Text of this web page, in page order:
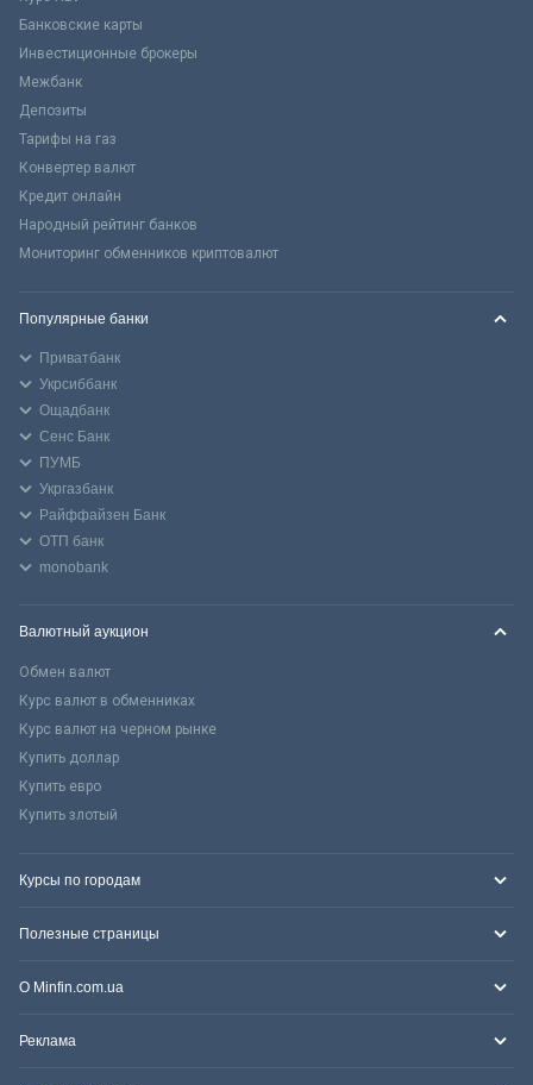
Банковские карты
Инвестиционные брокеры
Межбанк
Депозиты
Тарифы на газ
Конвертер валют
Кредит онлайн
Народный рейтинг банков
Мониторинг обменников криптовалют
Популярные банки
Приватбанк
Укрсиббанк
Ощадбанк
Сенс Банк
ПУМБ
Укргазбанк
Райффайзен Банк
ОТП банк
monobank
Валютный аукцион
Обмен валют
Курс валют в обменниках
Курс валют на черном рынке
Купить доллар
Купить евро
Купить злотый
Курсы по городам
Полезные страницы
О Minfin.com.ua
Реклама